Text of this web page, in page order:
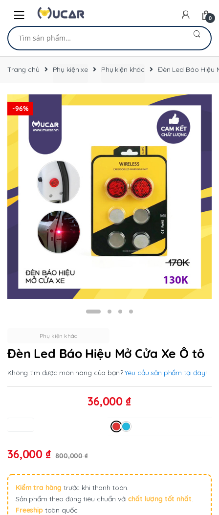
navigation
content
0
Tìm
kiếm:
Trang chủ Phụ kiện xe Phụ kiện khác Đèn Led Báo Hiệu
-96%
Phụ kiện khác
Đèn Led Báo Hiệu Mở Cửa Xe Ô tô
Không tìm được món hàng của bạn?Yêu cầu sản phẩm tại đây!
36,000 ₫
36,000 ₫ 800,000₫
Kiểm tra hàng trước khi thanh toán.
Sản phẩm theo đúng tiêu chuẩn vớichất lượng tốt nhất.
Freeshiptoàn quốc.